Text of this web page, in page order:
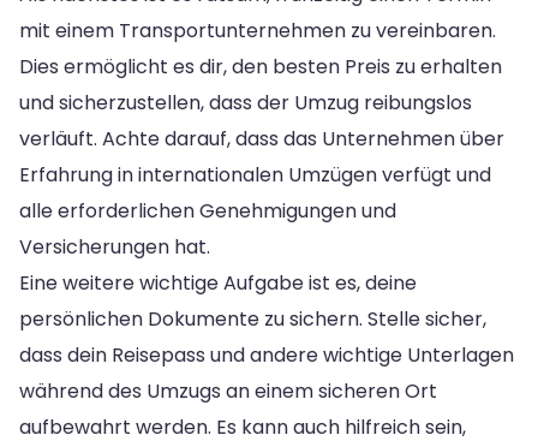
mit einem Transportunternehmen zu vereinbaren.
Dies ermöglicht es dir, den besten Preis zu erhalten
und sicherzustellen, dass der Umzug reibungslos
verläuft. Achte darauf, dass das Unternehmen über
Erfahrung in internationalen Umzügen verfügt und
alle erforderlichen Genehmigungen und
Versicherungen hat.
Eine weitere wichtige Aufgabe ist es, deine
persönlichen Dokumente zu sichern. Stelle sicher,
dass dein Reisepass und andere wichtige Unterlagen
während des Umzugs an einem sicheren Ort
aufbewahrt werden. Es kann auch hilfreich sein,